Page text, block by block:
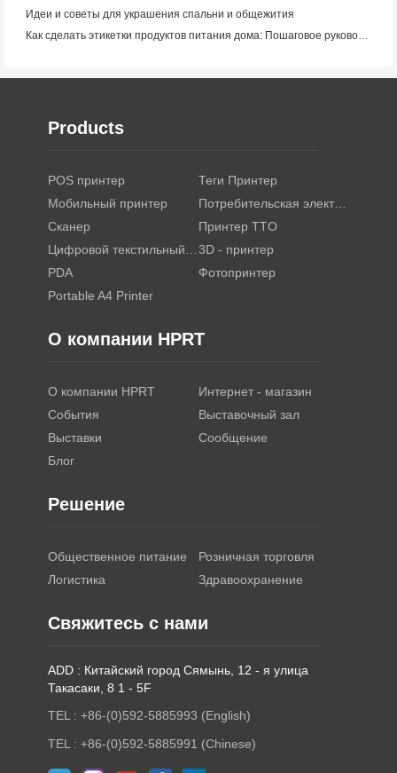
Идеи и советы для украшения спальни и общежития
Как сделать этикетки продуктов питания дома: Пошаговое руководство для малого пищевого бизнеса
Products
POS принтер
Теги Принтер
Мобильный принтер
Сканер
Принтер TTO
3D - принтер
PDA
Фотопринтер
Portable A4 Printer
О компании HPRT
О компании HPRT
Интернет - магазин
События
Выставочный зал
Выставки
Сообщение
Блог
Решение
Общественное питание
Розничная торговля
Логистика
Здравоохранение
Свяжитесь с нами
ADD : Китайский город Сямынь, 12 - я улица
Такасаки, 8 1 - 5F
TEL : +86-(0)592-5885993 (English)
TEL : +86-(0)592-5885991 (Chinese)